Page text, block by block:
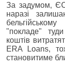
За задумом, ЄС
наразі
"покладе" туди
коштів
ERA Loans,
становитиме